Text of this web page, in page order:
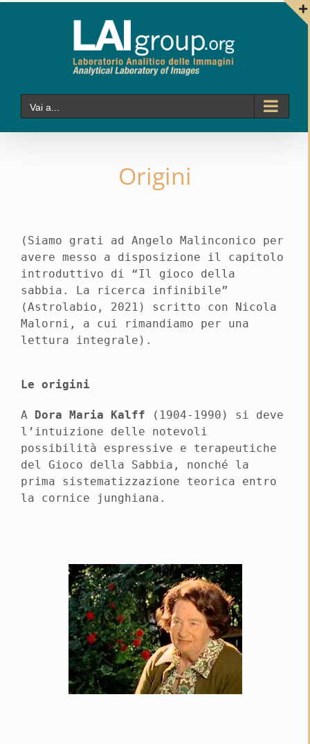
Vai a...
Origini
(Siamo grati ad Angelo Malinconico per
avere messo a disposizione il capitolo
introduttivo di “Il gioco della
sabbia. La ricerca infinibile”
(Astrolabio, 2021) scritto con Nicola
Malorni, a cui rimandiamo per una
lettura integrale).
Le origini
A Dora Maria Kalff (1904-1990) si deve
l’intuizione delle notevoli
possibilità espressive e terapeutiche
del Gioco della Sabbia, nonché la
prima sistematizzazione teorica entro
la cornice junghiana.